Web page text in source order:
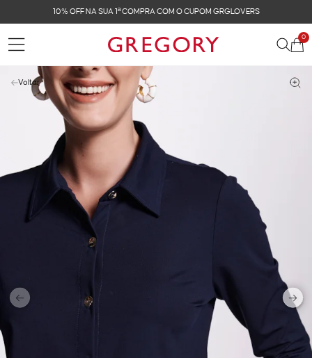
COM O CUPOM GRGLOVERS FRETE GRÁTIS
0
Voltar